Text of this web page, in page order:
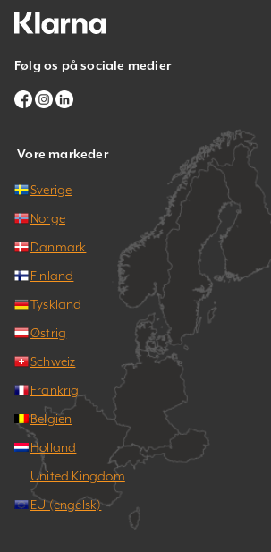
Følg os på sociale medier
Vore markeder
Sverige
Norge
Danmark
Finland
Tyskland
Østrig
Schweiz
Frankrig
Belgien
Holland
United Kingdom
EU (engelsk)